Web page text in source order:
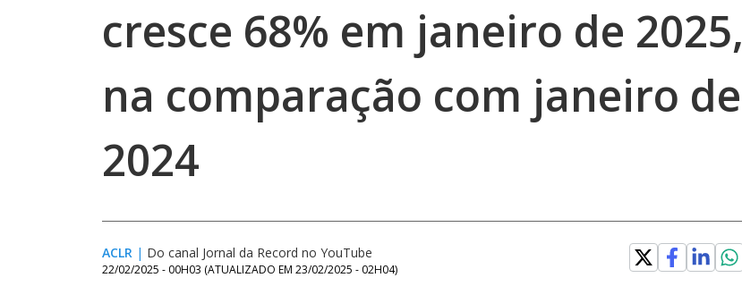
cresce 68% em janeiro de 2025,
na comparação com janeiro de
2024
ACLR | Do canal Jornal da Record no YouTube
22/02/2025 - 00H03 (ATUALIZADO EM 23/02/2025 - 02H04)